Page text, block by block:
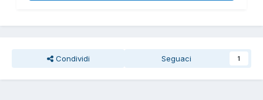
Condividi Seguaci 1